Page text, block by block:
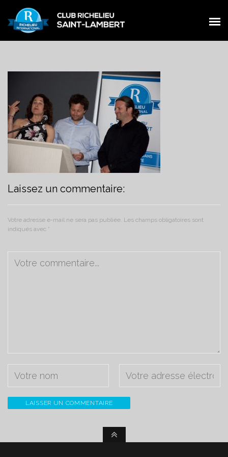
MEMBRES
ŒUVRES
ÉVÉNEMENTS
NOUVELLES
CONTACT
FACEBOOK
MEMBRES
ŒUVRES
ÉVÉNEMENTS
NOUVELLES
CONTACT
Laissez un commentaire:
Votre adresse e-mail ne sera pas publiée. Les champs obligatoires sont
indiqués avec *